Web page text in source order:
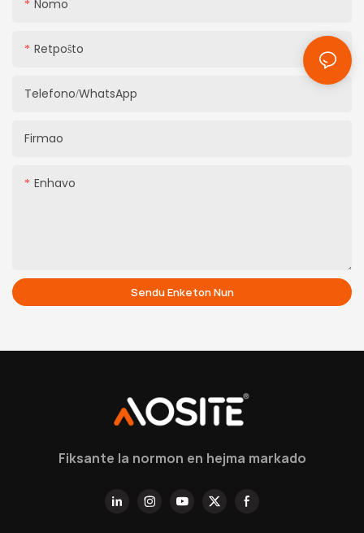
Nomo
Retpoŝto
Telefono/WhatsApp
Firmao
Enhavo
Sendu Enketon Nun
Fiksante la normon en hejma markado